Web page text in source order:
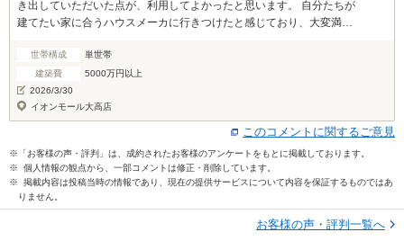
き出していただいた点が、利用してよかったと思います。 自分たちが
建てたい家に合うハウスメーカに行きつけたと感じており、大変満足
世帯構成
単世帯
建築費
5000万円以上
2026/3/30
イオンモール大高店
このコメントに関するご意見
※「お客様の声・評判」は、成約されたお客様のアンケートをもとに掲載しております。
※ 個人情報の観点から、一部コメントは修正・削除しています。
※ 掲載内容は投稿当時の情報であり、現在の提供サービスについて内容を保証するものではあ
りません。
お客様の声・評判一覧へ